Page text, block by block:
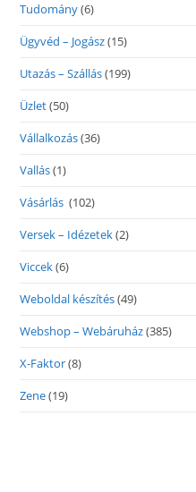
Tudomány(6)
Ügyvéd – Jogász(15)
Utazás – Szállás(199)
Üzlet(50)
Vállalkozás(36)
Vallás(1)
Vásárlás (102)
Versek – Idézetek(2)
Viccek(6)
Weboldal készítés(49)
Webshop – Webáruház(385)
X-Faktor(8)
Zene(19)